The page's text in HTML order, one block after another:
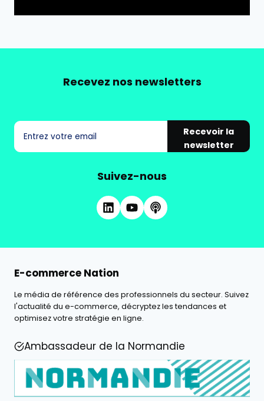
Recevez nos newsletters
Recevoir la
newsletter
Suivez-nous
E-commerce Nation
Le média de référence des professionnels du secteur. Suivez
l'actualité du e-commerce, décryptez les tendances et
optimisez votre stratégie en ligne.
Ambassadeur de la Normandie